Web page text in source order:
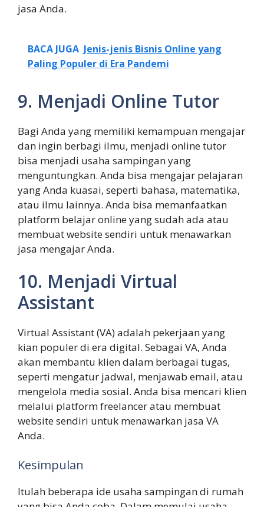
jasa Anda.
BACA JUGA Jenis-jenis Bisnis Online yang
Paling Populer di Era Pandemi
9. Menjadi Online Tutor
Bagi Anda yang memiliki kemampuan mengajar
dan ingin berbagi ilmu, menjadi online tutor
bisa menjadi usaha sampingan yang
menguntungkan. Anda bisa mengajar pelajaran
yang Anda kuasai, seperti bahasa, matematika,
atau ilmu lainnya. Anda bisa memanfaatkan
platform belajar online yang sudah ada atau
membuat website sendiri untuk menawarkan
jasa mengajar Anda.
10. Menjadi Virtual
Assistant
Virtual Assistant (VA) adalah pekerjaan yang
kian populer di era digital. Sebagai VA, Anda
akan membantu klien dalam berbagai tugas,
seperti mengatur jadwal, menjawab email, atau
mengelola media sosial. Anda bisa mencari klien
melalui platform freelancer atau membuat
website sendiri untuk menawarkan jasa VA
Anda.
Kesimpulan
Itulah beberapa ide usaha sampingan di rumah